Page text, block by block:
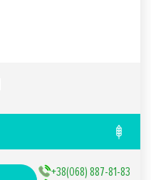
+38(068) 887-81-83